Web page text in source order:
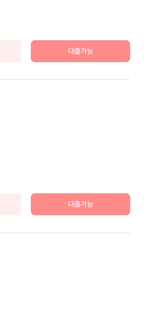
대출가능
대출가능